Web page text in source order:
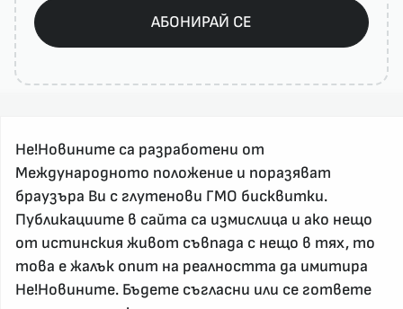
АБОНИРАЙ СЕ
За реклама и връзка с нас, пишете на
nenovinite@gmail.com
Контакт
За нас
Не!Новините са разработени от
Международното положение и поразяват
браузъра Ви с глутенови ГМО бисквитки.
Публикациите в сайта са измислица и ако нещо
от истинския живот съвпада с нещо в тях, то
това е жалък опит на реалността да имитира
Не!Новините. Бъдете съгласни или се гответе